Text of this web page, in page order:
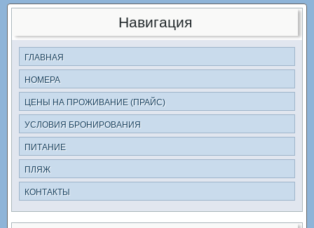
Навигация
ГЛАВНАЯ
НОМЕРА
ЦЕНЫ НА ПРОЖИВАНИЕ (ПРАЙС)
УСЛОВИЯ БРОНИРОВАНИЯ
ПИТАНИЕ
ПЛЯЖ
КОНТАКТЫ